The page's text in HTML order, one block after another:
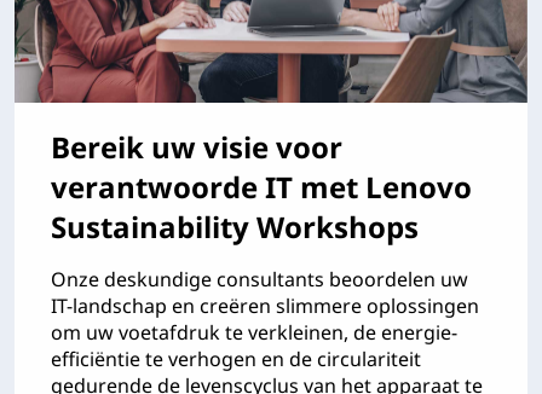
Bereik uw visie voor
verantwoorde IT met Lenovo
Sustainability Workshops
Onze deskundige consultants beoordelen uw
IT-landschap en creëren slimmere oplossingen
om uw voetafdruk te verkleinen, de energie-
efficiëntie te verhogen en de circulariteit
gedurende de levenscyclus van het apparaat te